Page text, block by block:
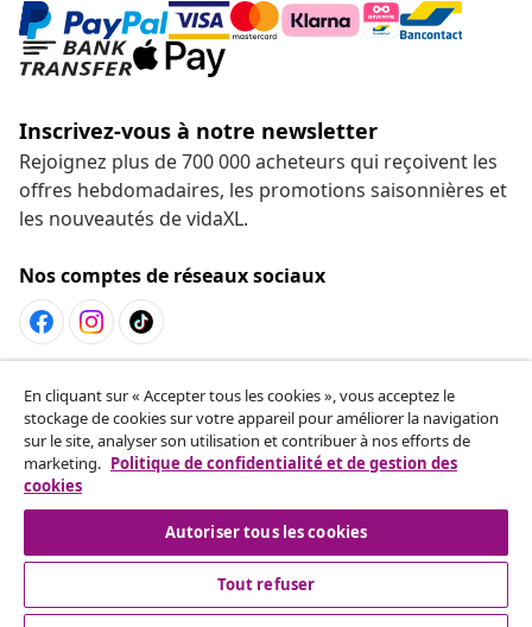
Inscrivez-vous à notre newsletter
Rejoignez plus de 700 000 acheteurs qui reçoivent les
offres hebdomadaires, les promotions saisonnières et
les nouveautés de vidaXL.
Nos comptes de réseaux sociaux
Résilier le contrat
Envoyez une demande de rétractation concernant
votre commande.
Résilier le contrat
Service Clients
En cliquant sur « Accepter tous les cookies », vous acceptez le
stockage de cookies sur votre appareil pour améliorer la navigation
sur le site, analyser son utilisation et contribuer à nos efforts de
marketing. Politique de confidentialité et de gestion des
cookies
Autoriser tous les cookies
Tout refuser